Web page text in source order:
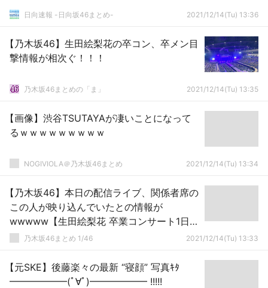
日向速報 -日向坂46まとめ- 2021/12/14(Tu) 13:36
【乃木坂46】生田絵梨花の卒コン、卒メン目
撃情報が相次ぐ！！！
乃木坂46まとめの「ま」 2021/12/14(Tu) 13:35
【画像】渋谷TSUTAYAが凄いことになって
るｗｗｗｗｗｗｗｗｗ
NOGIVIOLA＠乃木坂46まとめ 2021/12/14(Tu) 13:34
【乃木坂46】本日の配信ライブ、関係者席の
この人が映り込んでいたとの情報が
wwwww【生田絵梨花 卒業コンサート1日
目】乃木坂46まとめ 1/46 2021/12/14(Tu) 13:33
【元SKE】後藤楽々の最新 “寝顔” 写真ｷﾀ
━━━━━━(ﾟ∀ﾟ)━━━━━━ !!!!!